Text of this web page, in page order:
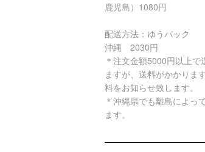
鹿児島）1080円
配送方法：ゆうパック
沖縄 2030円
＊注文金額5000円以上で
ますが、送料がかかりま
料をお知らせ致します。
＊沖縄県でも離島によっ
ます。